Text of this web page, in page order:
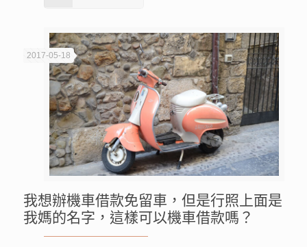
2017-05-18
我想辦機車借款免留車，但是行照上面是
我媽的名字，這樣可以機車借款嗎？